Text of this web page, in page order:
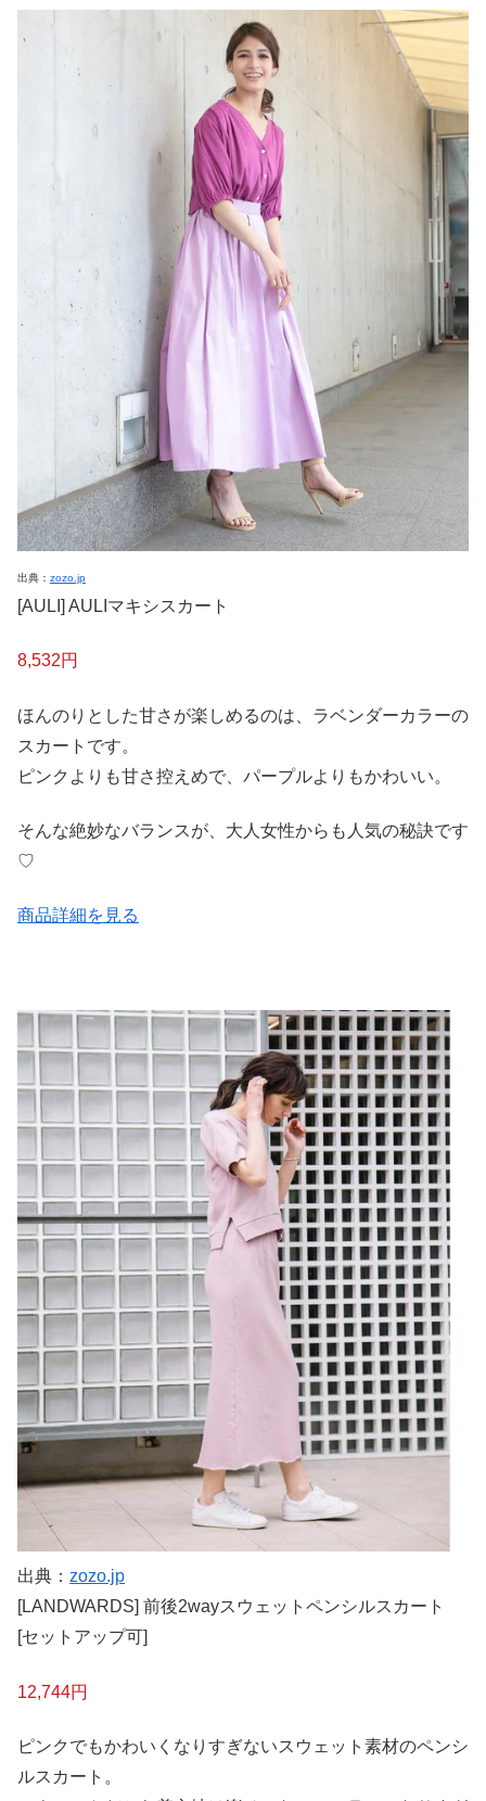
出典： zozo.jp
[AULI] AULIマキシスカート
8,532円
ほんのりとした甘さが楽しめるのは、ラベンダーカラーの
スカートです。
ピンクよりも甘さ控えめで、パープルよりもかわいい。
そんな絶妙なバランスが、大人女性からも人気の秘訣です
♡
商品詳細を見る
出典： zozo.jp
[LANDWARDS] 前後2wayスウェットペンシルスカート
[セットアップ可]
12,744円
ピンクでもかわいくなりすぎないスウェット素材のペンシ
ルスカート。